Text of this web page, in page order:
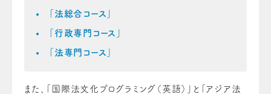
「法総合コース」
「行政専門コース」
「法専門コース」
また、「国際法文化プログラミング（英語）」と「アジア法